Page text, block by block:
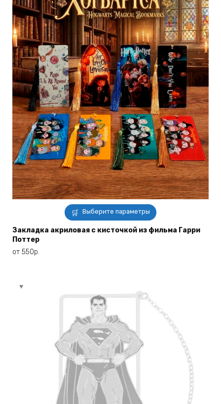
Выберите параметры
Этот
товар
имеет
Закладка акриловая с кисточкой из фильма Гарри
Поттер
от 550р.